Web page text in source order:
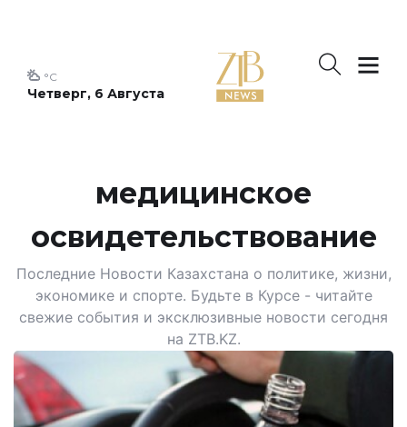
Четверг, 6 Августа
°C
медицинское
освидетельствование
Последние Новости Казахстана о политике, жизни,
экономике и спорте. Будьте в Курсе - читайте
свежие события и эксклюзивные новости сегодня
на ZTB.KZ.